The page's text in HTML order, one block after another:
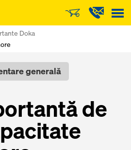
Doka
generală
de